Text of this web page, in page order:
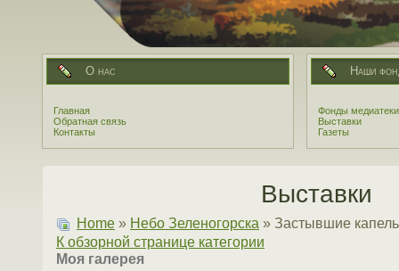
О нас
Главная
Обратная связь
Контакты
Наши
Фонды медиатеки
Выставки
Газеты
Выставки
Home » Небо Зеленогорска » Застывшие
К обзорной странице категории
Моя галерея